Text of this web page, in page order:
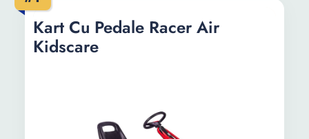
Kart Cu Pedale Racer Air
Kidscare
Informații
Ghid de cumparare